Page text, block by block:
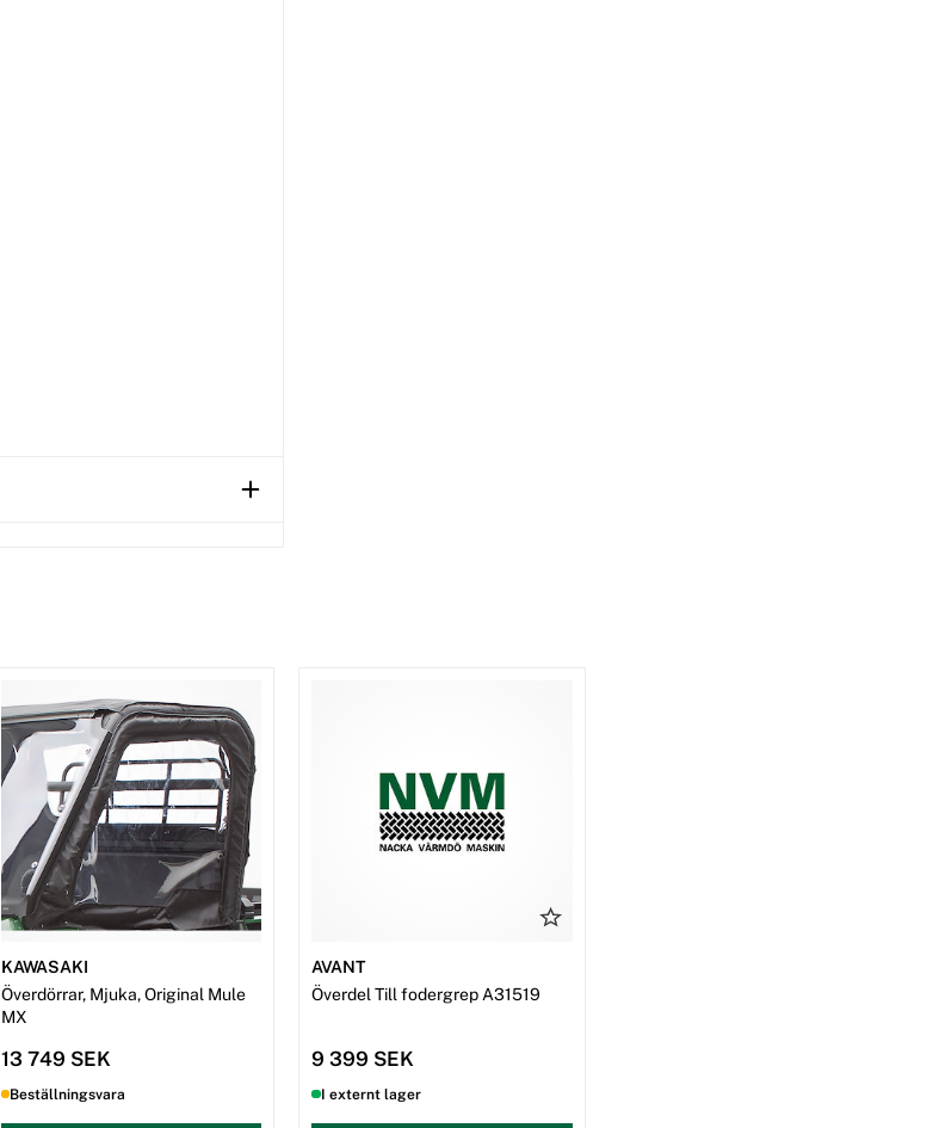
KAWASAKI
Överdörrar, Mjuka, Original Mule
MX
13 749 SEK
Beställningsvara
AVANT
Överdel Till fodergrep A31519
9 399 SEK
I externt lager